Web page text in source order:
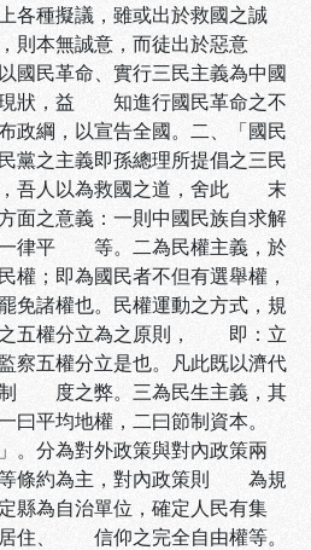
種擬議，雖或出於救國之誠
則本無誠意，而徒出於惡意
國民革命、實行三民主義為中國
現狀，益 知進行國民革命之不
政綱，以宣告全國。二、「國民
之主義即孫總理所提倡之三民
，吾人以為救國之道，舍此 末
面之意義：一則中國民族自求解
一律平 等。二為民權主義，於
權；即為國民者不但有選舉權，
諸權也。民權運動之方式，規
之五權分立為之原則， 即：立
察五權分立是也。凡此既以濟代
制 度之弊。三為民生主義，其
曰平均地權，二曰節制資本。
分為對外政策與對內政策兩
等條約為主，對內政策則 為規
縣為自治單位，確定人民有集
住、 信仰之完全自由權等。